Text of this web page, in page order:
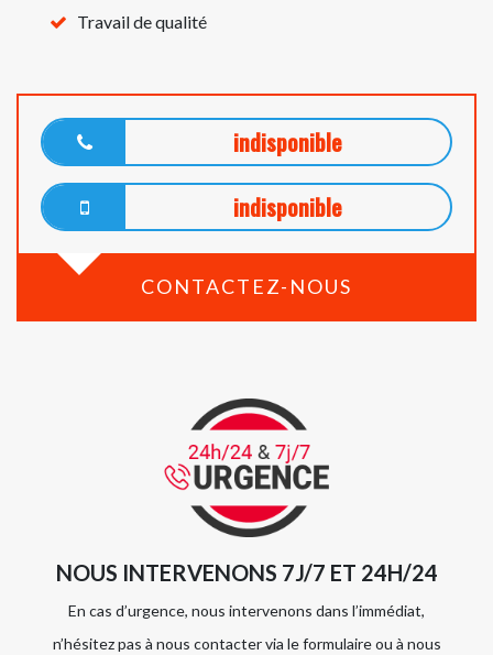
Travail de qualité
indisponible
indisponible
CONTACTEZ-NOUS
NOUS INTERVENONS 7J/7 ET 24H/24
En cas d’urgence, nous intervenons dans l’immédiat,
n’hésitez pas à nous contacter via le formulaire ou à nous